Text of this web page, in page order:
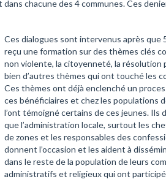
chacune des 4 communes. Ces
Ces dialogues sont intervenus après que
reçu une formation sur des thèmes clés
non violente, la citoyenneté, la résolution
bien d’autres thèmes qui ont touché les
Ces thèmes ont déjà enclenché un
ces bénéficiaires et chez les populations
l’ont témoigné certains de ces jeunes. Ils
que l’administration locale, surtout les
de zones et les responsables des
donnent l’occasion et les aident à
dans le reste de la population de leurs
administratifs et religieux qui ont